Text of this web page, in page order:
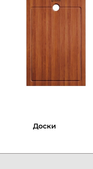
Доски